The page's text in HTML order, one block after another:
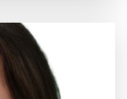
TOBB
Seyit Ardıç
konuşmada,
değil, aynı